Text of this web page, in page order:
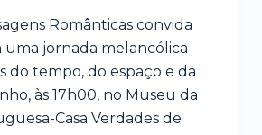
Românticas convida
uma jornada melancólica
do tempo, do espaço e da
às 17h00, no Museu da
Casa Verdades de